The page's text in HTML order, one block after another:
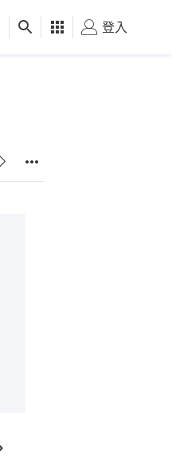
健康 好食玩飛
登入